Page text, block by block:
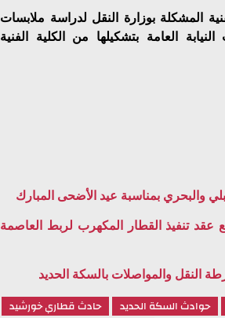
المشكلة بوزارة النقل لدراسة ملابسات
العامة بتشكيلها من الكلية الفنية
عقد تنفيذ القطار المكهرب لربط العاصمة
النقل والمواصلات بالسكة الحديد
حوادث السكة الحديد
حادث قطاري خورشيد